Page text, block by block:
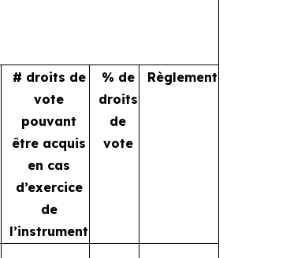
# droits de
vote
pouvant
être acquis
en cas
d’exercice
de
l’instrument
% de
droits
de
vote
Règlement